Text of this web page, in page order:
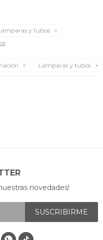
y tubos
Lámparas y tubos
novedades!
SUSCRIBIRME